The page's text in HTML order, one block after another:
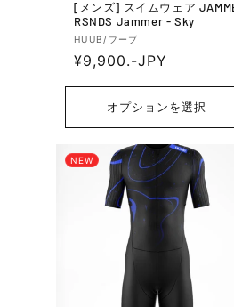
[メンズ] スイムウェア JAMME
RSNDS Jammer - Sky
販
売
HUUB/フーブ
通
常
格
¥9,900.-JPY
オプションを選択
NEW